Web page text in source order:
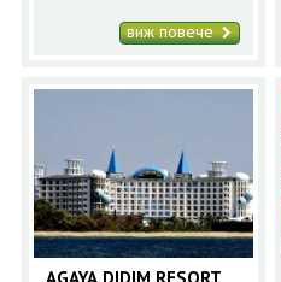
виж повече